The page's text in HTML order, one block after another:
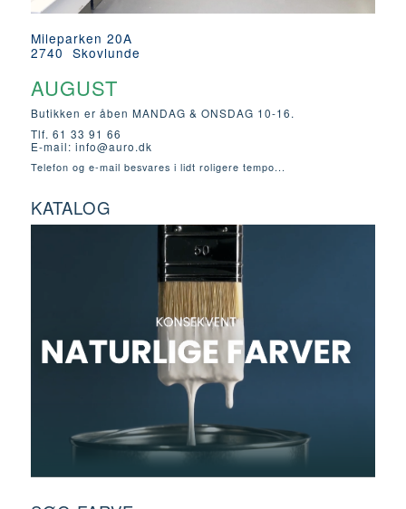
Mileparken 20A
2740 Skovlunde
AUGUST
Butikken er åben MANDAG & ONSDAG 10-16.
Tlf. 61 33 91 66
E-mail: info@auro.dk
Telefon og e-mail besvares i lidt roligere tempo...
KATALOG